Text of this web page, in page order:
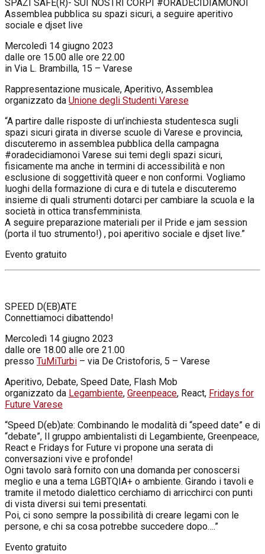
SPAZI SAFE(R)- SUI NOSTRI CORPI #ORADECIDIAMONOI
Assemblea pubblica su spazi sicuri, a seguire aperitivo
sociale e djset live
Mercoledì 14 giugno 2023
dalle ore 15.00 alle ore 22.00
in Via L. Brambilla, 15 – Varese
Rappresentazione musicale, Aperitivo, Assemblea
organizzato da Unione degli Studenti Varese
“A partire dalle risposte di un’inchiesta studentesca sugli
spazi sicuri girata in diverse scuole di Varese e provincia,
discuteremo in assemblea pubblica della campagna
#oradecidiamonoi Varese sui temi degli spazi sicuri,
fisicamente ma anche in termini di accessibilità e non
esclusione di soggettività queer e non conformi. Vogliamo
luoghi della formazione di cura e di tutela e discuteremo
insieme di quali strumenti dotarci per cambiare la scuola e la
società in ottica transfemminista.
A seguire preparazione materiali per il Pride e jam session
(porta il tuo strumento!) , poi aperitivo sociale e djset live.”
Evento gratuito
SPEED D(EB)ATE
Connettiamoci dibattendo!
Mercoledì 14 giugno 2023
dalle ore 18.00 alle ore 21.00
presso TuMiTurbi – via De Cristoforis, 5 – Varese
Aperitivo, Debate, Speed Date, Flash Mob
organizzato da Legambiente, Greenpeace, React, Fridays for
Future Varese
“Speed D(eb)ate: Combinando le modalità di “speed date” e di
“debate”, Il gruppo ambientalisti di Legambiente, Greenpeace,
React e Fridays for Future vi propone una serata di
conversazioni vive e profonde!
Ogni tavolo sarà fornito con una domanda per conoscersi
meglio e una a tema LGBTQIA+ o ambiente. Girando i tavoli e
tramite il metodo dialettico cerchiamo di arricchirci con punti
di vista diversi sui temi presentati.
Poi, ci sono sempre la possibilità di creare legami con le
persone, e chi sa cosa potrebbe succedere dopo….”
Evento gratuito